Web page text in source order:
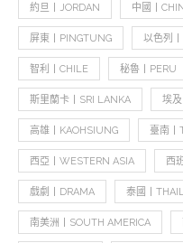
約旦丨JORDAN 中國丨
屏東丨PINGTUNG 以色列
智利丨CHILE 秘魯丨PERU
斯里蘭卡丨SRI LANKA 埃
高雄丨KAOHSIUNG 臺南丨
西亞丨WESTERN ASIA 西
戲劇丨DRAMA 泰國丨
南美洲丨SOUTH AMERICA